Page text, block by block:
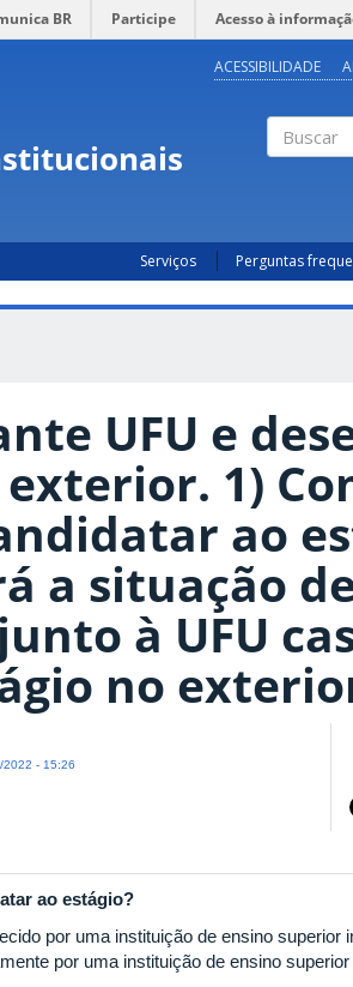
BR Participe Acesso à
ACESSIBILIDADE
Serviços Perguntas
UFU e
1)
ao
a situação
à UFU
no
2022 - 15:26
ao estágio?
por uma instituição de ensino superior
por uma instituição de ensino superior